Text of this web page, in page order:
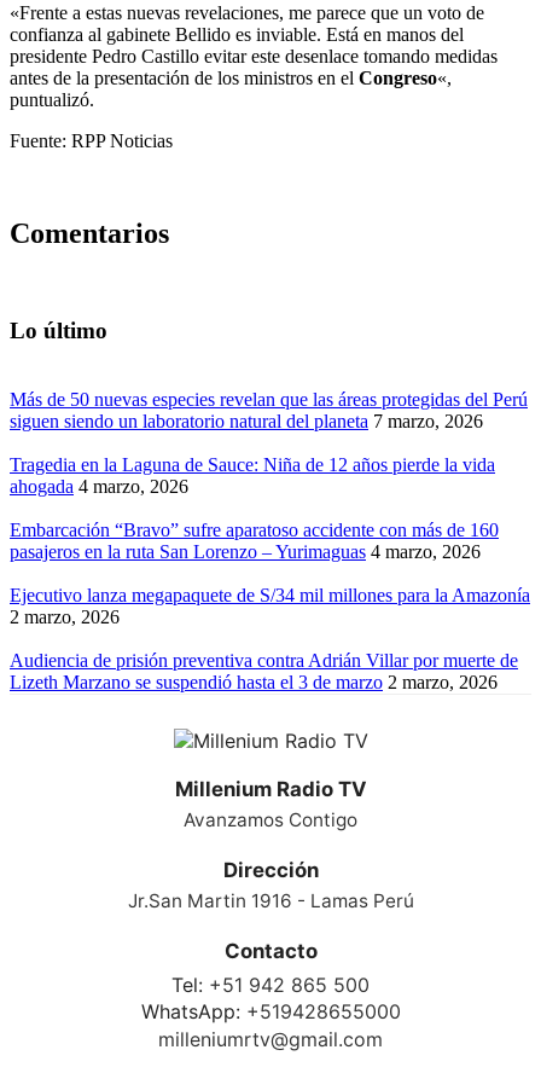
«Frente a estas nuevas revelaciones, me parece que un voto de
confianza al gabinete Bellido es inviable. Está en manos del
presidente Pedro Castillo evitar este desenlace tomando medidas
antes de la presentación de los ministros en el Congreso«,
puntualizó.
Fuente: RPP Noticias
Comentarios
Lo último
Más de 50 nuevas especies revelan que las áreas protegidas del Perú
siguen siendo un laboratorio natural del planeta 7 marzo, 2026
Tragedia en la Laguna de Sauce: Niña de 12 años pierde la vida
ahogada 4 marzo, 2026
Embarcación “Bravo” sufre aparatoso accidente con más de 160
pasajeros en la ruta San Lorenzo – Yurimaguas 4 marzo, 2026
Ejecutivo lanza megapaquete de S/34 mil millones para la Amazonía
2 marzo, 2026
Audiencia de prisión preventiva contra Adrián Villar por muerte de
Lizeth Marzano se suspendió hasta el 3 de marzo 2 marzo, 2026
Millenium Radio TV
Avanzamos Contigo
Dirección
Jr.San Martin 1916 - Lamas Perú
Contacto
Tel: +51 942 865 500
WhatsApp: +519428655000
milleniumrtv@gmail.com